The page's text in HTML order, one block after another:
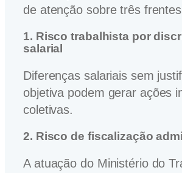
de atenção sobre três
1. Risco trabalhista por
salarial
Diferenças salariais sem
objetiva podem gerar ações
coletivas.
2. Risco de fiscalização
A atuação do Ministério do